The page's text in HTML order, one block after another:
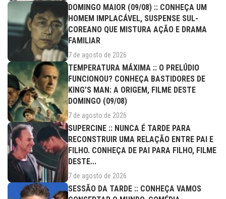
DOMINGO MAIOR (09/08) :: CONHEÇA UM
HOMEM IMPLACÁVEL, SUSPENSE SUL-
COREANO QUE MISTURA AÇÃO E DRAMA
FAMILIAR
7 de agosto de 2026
TEMPERATURA MÁXIMA :: O PRELÚDIO
FUNCIONOU? CONHEÇA BASTIDORES DE
KING’S MAN: A ORIGEM, FILME DESTE
DOMINGO (09/08)
7 de agosto de 2026
SUPERCINE :: NUNCA É TARDE PARA
RECONSTRUIR UMA RELAÇÃO ENTRE PAI E
FILHO. CONHEÇA DE PAI PARA FILHO, FILME
DESTE...
7 de agosto de 2026
SESSÃO DA TARDE :: CONHEÇA VAMOS